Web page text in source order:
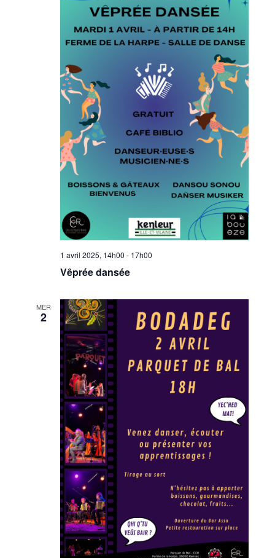
1 avril 2025, 14h00 - 17h00
Vêprée dansée
MER
2